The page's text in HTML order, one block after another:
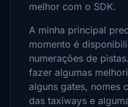
melhor com o SDK.
A minha principal
momento é
numerações de
fazer algumas
alguns gates, nomes
das taxiways e